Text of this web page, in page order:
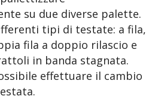
su due diverse palette.
tipi di testate: a fila,
fila a doppio rilascio e
in banda stagnata.
effettuare il cambio